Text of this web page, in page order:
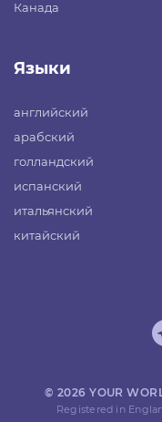
Канада
Языки
английский
арабский
голландский
испанский
итальянский
китайский
© 2026 YOUR
Registered in